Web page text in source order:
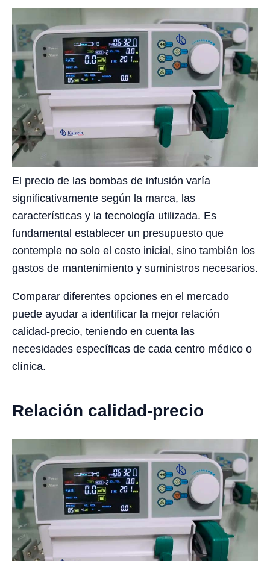
El precio de las bombas de infusión varía
significativamente según la marca, las
características y la tecnología utilizada. Es
fundamental establecer un presupuesto que
contemple no solo el costo inicial, sino también los
gastos de mantenimiento y suministros necesarios.
Comparar diferentes opciones en el mercado
puede ayudar a identificar la mejor relación
calidad-precio, teniendo en cuenta las
necesidades específicas de cada centro médico o
clínica.
Relación calidad-precio